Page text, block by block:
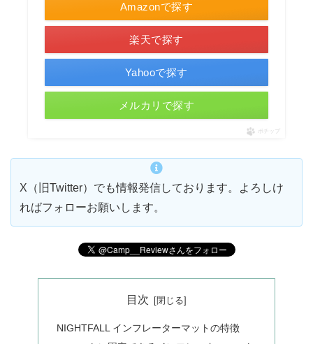
Amazonで探す
楽天で探す
Yahooで探す
メルカリで探す
ポチップ
X（旧Twitter）でも情報発信しております。よろしけ
ればフォローお願いします。
目次
NIGHTFALL インフレーターマットの特徴